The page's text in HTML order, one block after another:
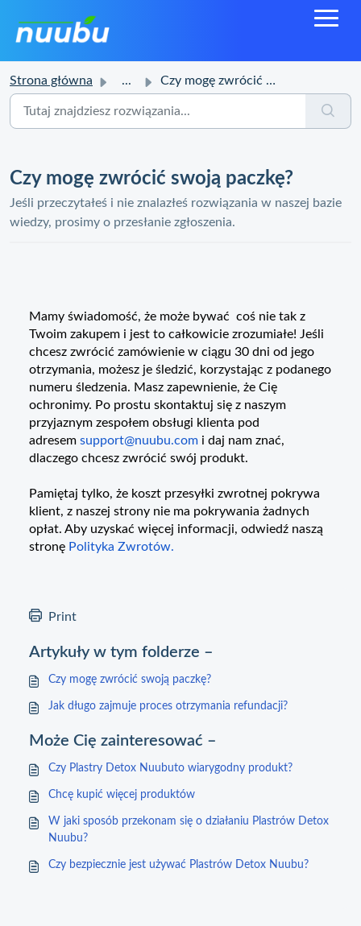
Strona główna ... Czy mogę zwrócić swoją paczkę?
Czy mogę zwrócić swoją paczkę?
Jeśli przeczytałeś i nie znalazłeś rozwiązania w naszej bazie
wiedzy, prosimy o przesłanie zgłoszenia.
Mamy świadomość, że może bywać coś nie tak z
Twoim zakupem i jest to całkowicie zrozumiałe! Jeśli
chcesz zwrócić zamówienie w ciągu 30 dni od jego
otrzymania, możesz je śledzić, korzystając z podanego
numeru śledzenia. Masz zapewnienie, że Cię
ochronimy. Po prostu skontaktuj się z naszym
przyjaznym zespołem obsługi klienta pod
adresem support@nuubu.com i daj nam znać,
dlaczego chcesz zwrócić swój produkt.
Pamiętaj tylko, że koszt przesyłki zwrotnej pokrywa
klient, z naszej strony nie ma pokrywania żadnych
opłat. Aby uzyskać więcej informacji, odwiedź naszą
stronę Polityka Zwrotów.
Print
Artykuły w tym folderze –
Czy mogę zwrócić swoją paczkę?
Jak długo zajmuje proces otrzymania refundacji?
Może Cię zainteresować –
Czy Plastry Detox Nuubuto wiarygodny produkt?
Chcę kupić więcej produktów
W jaki sposób przekonam się o działaniu Plastrów Detox
Nuubu?
Czy bezpiecznie jest używać Plastrów Detox Nuubu?